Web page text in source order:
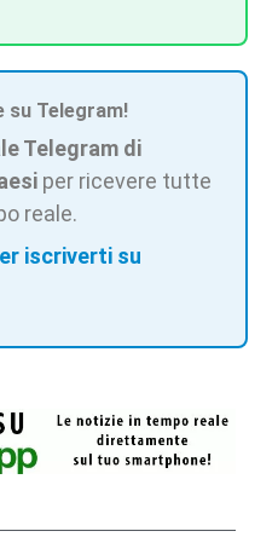
su Telegram!
Telegram di
per ricevere tutte
reale.
iscriverti su